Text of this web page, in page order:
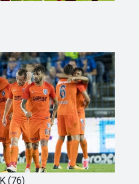
(76)